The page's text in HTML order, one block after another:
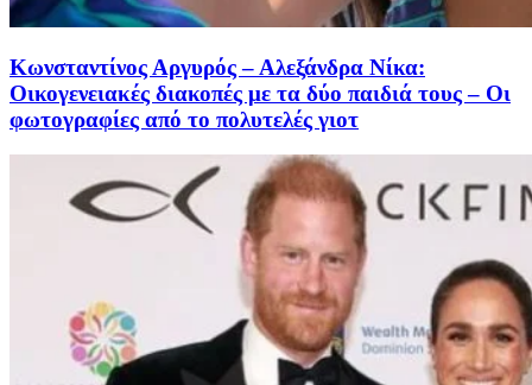
Κωνσταντίνος Αργυρός – Αλεξάνδρα Νίκα:
Οικογενειακές διακοπές με τα δύο παιδιά τους – Οι
φωτογραφίες από το πολυτελές γιοτ